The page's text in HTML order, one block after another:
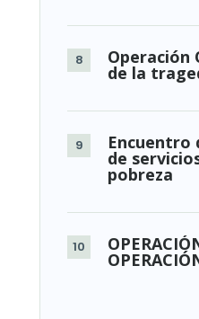
Operación
de la
Encuentro
de
pobreza